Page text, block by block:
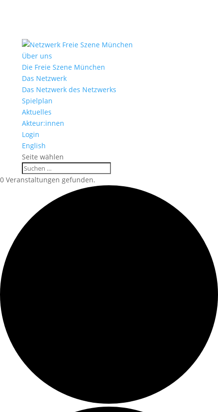
Über uns
Die Freie Szene München
Das Netzwerk
Das Netzwerk des Netzwerks
Spielplan
Aktuelles
Akteur:innen
Login
English
Seite wählen
0 Veranstaltungen gefunden.